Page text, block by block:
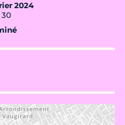
2024
30